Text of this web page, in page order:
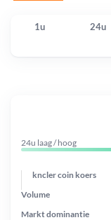
1u 24u
24u laag / hoog
kncler coin koers
Markt dominantie
Volume